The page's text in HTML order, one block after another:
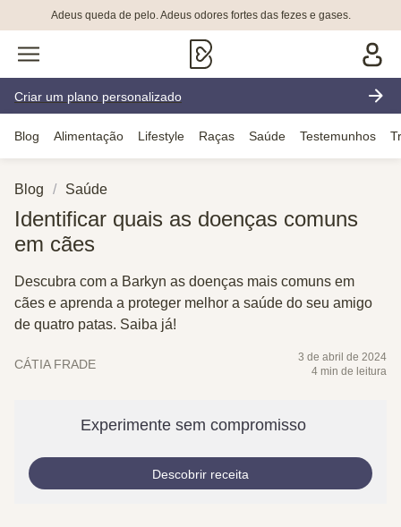
Adeus queda de pelo. Adeus odores fortes das fezes e gases.
Criar um plano personalizado
Blog Alimentação Lifestyle Raças Saúde Testemunhos
Blog Saúde
Identificar quais as doenças comuns
em cães
Descubra com a Barkyn as doenças mais comuns em
cães e aprenda a proteger melhor a saúde do seu amigo
de quatro patas. Saiba já!
CÁTIA FRADE
3 de abril de 2024
4 min de leitura
Experimente sem compromisso
Descobrir receita